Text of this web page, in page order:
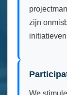
zijn
We